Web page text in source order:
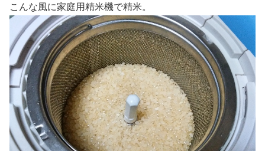
こんな風に家庭用精米機で精米。